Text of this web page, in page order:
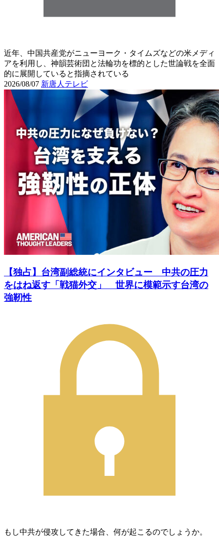
近年、中国共産党がニューヨーク・タイムズなどの米メディ
アを利用し、神韻芸術団と法輪功を標的とした世論戦を全面
的に展開していると指摘されている
2026/08/07 新唐人テレビ
【独占】台湾副総統にインタビュー 中共の圧力
をはね返す「戦猫外交」 世界に模範示す台湾の
強靭性
もし中共が侵攻してきた場合、何が起こるのでしょうか。